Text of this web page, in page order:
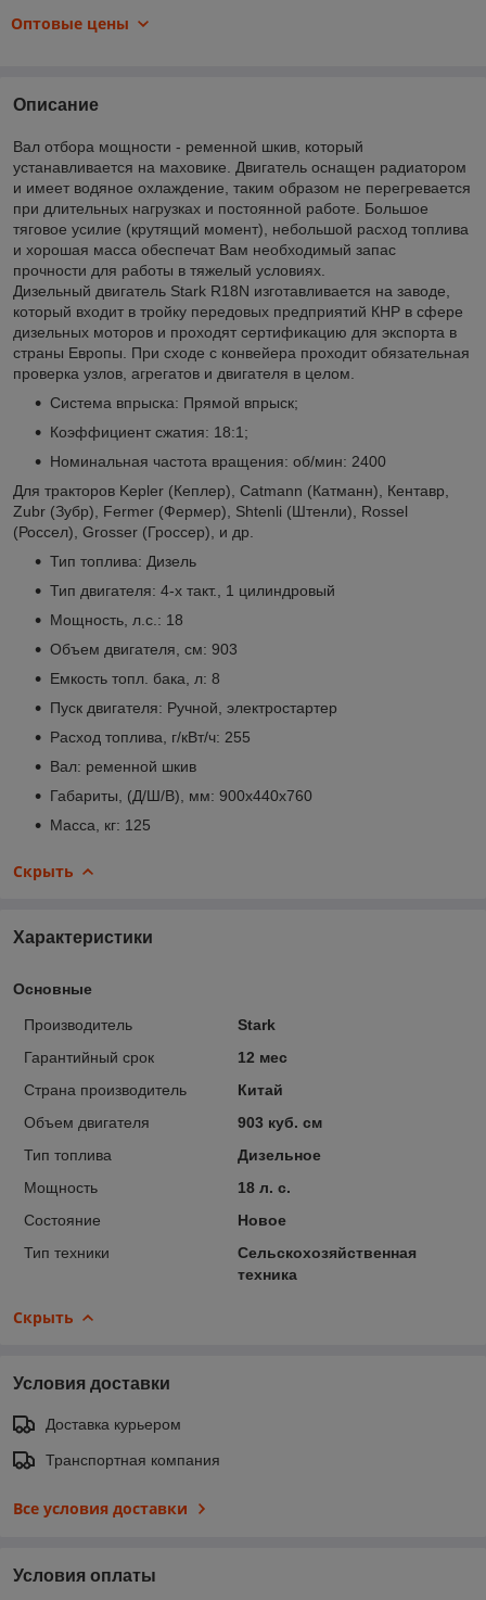
Оптовые цены
Описание
Вал отбора мощности - ременной шкив, который
устанавливается на маховике. Двигатель оснащен радиатором
и имеет водяное охлаждение, таким образом не перегревается
при длительных нагрузках и постоянной работе. Большое
тяговое усилие (крутящий момент), небольшой расход топлива
и хорошая масса обеспечат Вам необходимый запас
прочности для работы в тяжелый условиях.
Дизельный двигатель Stark R18N изготавливается на заводе,
который входит в тройку передовых предприятий КНР в сфере
дизельных моторов и проходят сертификацию для экспорта в
страны Европы. При сходе с конвейера проходит обязательная
проверка узлов, агрегатов и двигателя в целом.
Система впрыска: Прямой впрыск;
Коэффициент сжатия: 18:1;
Номинальная частота вращения: об/мин: 2400
Для тракторов Kepler (Кеплер), Catmann (Катманн), Кентавр,
Zubr (Зубр), Fermer (Фермер), Shtenli (Штенли), Rossel
(Россел), Grosser (Гроссер), и др.
Тип топлива: Дизель
Тип двигателя: 4-х такт., 1 цилиндровый
Мощность, л.с.: 18
Объем двигателя, см: 903
Емкость топл. бака, л: 8
Пуск двигателя: Ручной, электростартер
Расход топлива, г/кВт/ч: 255
Вал: ременной шкив
Габариты, (Д/Ш/В), мм: 900х440х760
Масса, кг: 125
Скрыть
Характеристики
Основные
Производитель
Stark
Гарантийный срок
12 мес
Страна производитель
Китай
Объем двигателя
903 куб. см
Тип топлива
Дизельное
Мощность
18 л. с.
Состояние
Новое
Тип техники
Сельскохозяйственная
техника
Скрыть
Условия доставки
Доставка курьером
Транспортная компания
Все условия доставки
Условия оплаты